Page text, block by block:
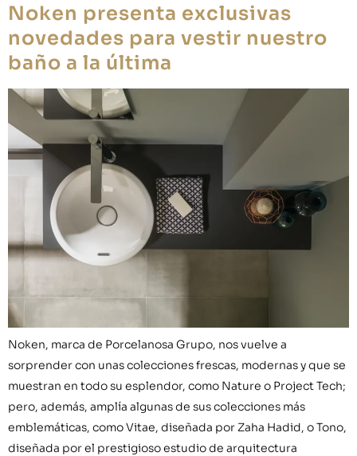
Noken presenta exclusivas
novedades para vestir nuestro
baño a la última
Noken, marca de Porcelanosa Grupo, nos vuelve a
sorprender con unas colecciones frescas, modernas y que se
muestran en todo su esplendor, como Nature o Project Tech;
pero, además, amplía algunas de sus colecciones más
emblemáticas, como Vitae, diseñada por Zaha Hadid, o Tono,
diseñada por el prestigioso estudio de arquitectura